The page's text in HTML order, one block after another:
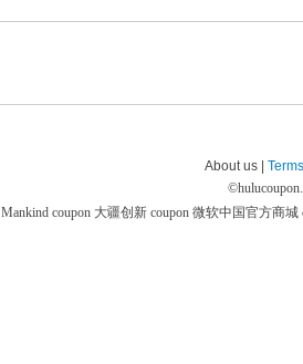
About us |
©
Mankind coupon 大疆创新 coupon 微软中国官方商城